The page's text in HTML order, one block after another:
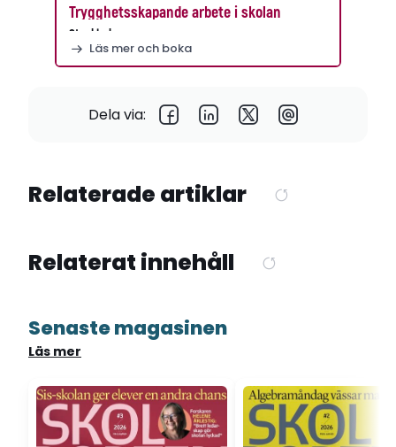
Trygghetsskapande arbete i skolan
Stockholm
Läs mer och boka
Dela via:
Relaterade artiklar
Relaterat innehåll
Senaste magasinen
Läs mer